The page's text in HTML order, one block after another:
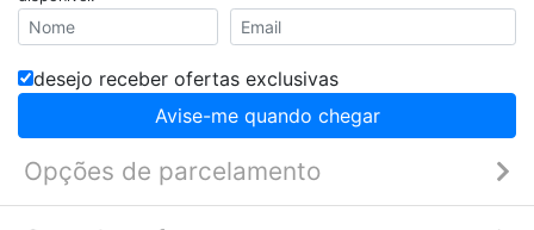
desejo receber ofertas exclusivas
Avise-me quando chegar
Opções de parcelamento